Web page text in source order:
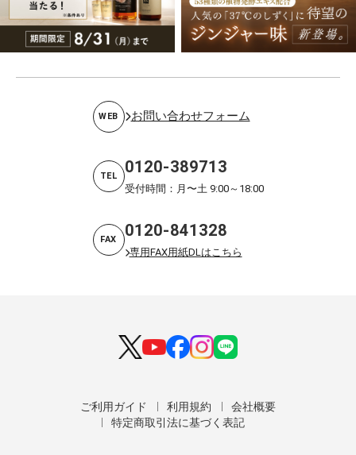
WEB お問い合わせフォーム
TEL 0120-389713
受付時間：月〜土 9:00～18:00
FAX 0120-841328
専用FAX用紙DLはこちら
ご利用ガイド 利用規約
会社概要
特定商取引法に基づく表記